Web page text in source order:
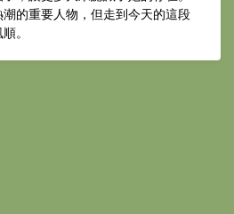
的重要人物，但走到今天的這段
。